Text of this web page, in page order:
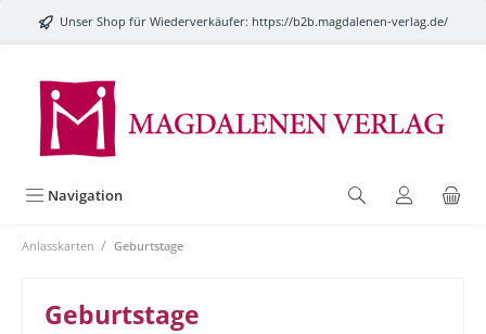
springenUnser Shop für Wiederverkäufer: https://b2b.magdalenen-verlag.de/
Navigation
Anlasskarten / Geburtstage
Geburtstage